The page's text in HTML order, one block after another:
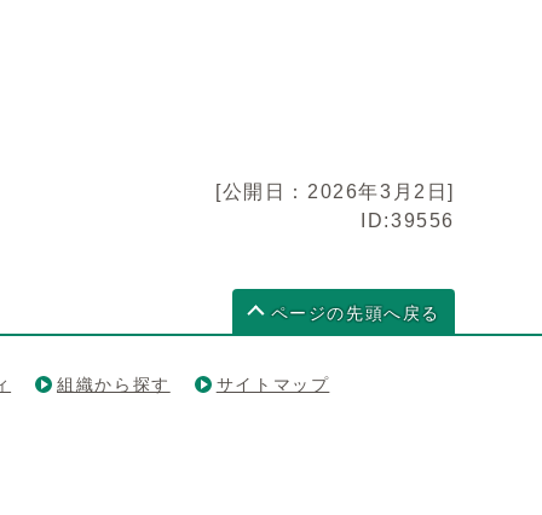
[公開日：2026年3月2日]
ID:39556
ページの先頭へ戻る
組織から探す サイトマップ